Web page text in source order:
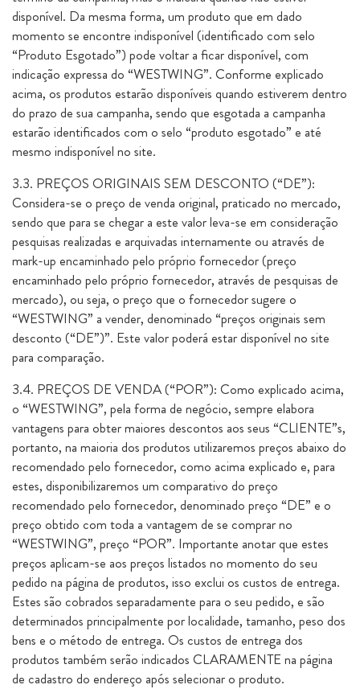
disponível. Da mesma forma, um produto que em dado
momento se encontre indisponível (identificado com selo
“Produto Esgotado”) pode voltar a ficar disponível, com
indicação expressa do “WESTWING”. Conforme explicado
acima, os produtos estarão disponíveis quando estiverem dentro
do prazo de sua campanha, sendo que esgotada a campanha
estarão identificados com o selo “produto esgotado” e até
mesmo indisponível no site.
3.3. PREÇOS ORIGINAIS SEM DESCONTO (“DE”):
Considera-se o preço de venda original, praticado no mercado,
sendo que para se chegar a este valor leva-se em consideração
pesquisas realizadas e arquivadas internamente ou através de
mark-up encaminhado pelo próprio fornecedor (preço
encaminhado pelo próprio fornecedor, através de pesquisas de
mercado), ou seja, o preço que o fornecedor sugere o
“WESTWING” a vender, denominado “preços originais sem
desconto (“DE”)”. Este valor poderá estar disponível no site
para comparação.
3.4. PREÇOS DE VENDA (“POR”): Como explicado acima,
o “WESTWING”, pela forma de negócio, sempre elabora
vantagens para obter maiores descontos aos seus “CLIENTE”s,
portanto, na maioria dos produtos utilizaremos preços abaixo do
recomendado pelo fornecedor, como acima explicado e, para
estes, disponibilizaremos um comparativo do preço
recomendado pelo fornecedor, denominado preço “DE” e o
preço obtido com toda a vantagem de se comprar no
“WESTWING”, preço “POR”. Importante anotar que estes
preços aplicam-se aos preços listados no momento do seu
pedido na página de produtos, isso exclui os custos de entrega.
Estes são cobrados separadamente para o seu pedido, e são
determinados principalmente por localidade, tamanho, peso dos
bens e o método de entrega. Os custos de entrega dos
produtos também serão indicados CLARAMENTE na página
de cadastro do endereço após selecionar o produto.